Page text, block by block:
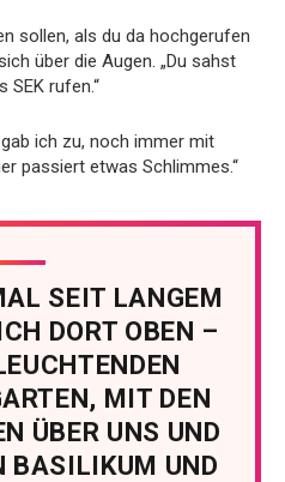
sollen, als du da hochgerufen
über die Augen. „Du sahst
SEK rufen.“
ich zu, noch immer mit
passiert etwas Schlimmes.“
SEIT LANGEM
DORT OBEN –
MIT DEN
ÜBER UNS UND
BASILIKUM UND